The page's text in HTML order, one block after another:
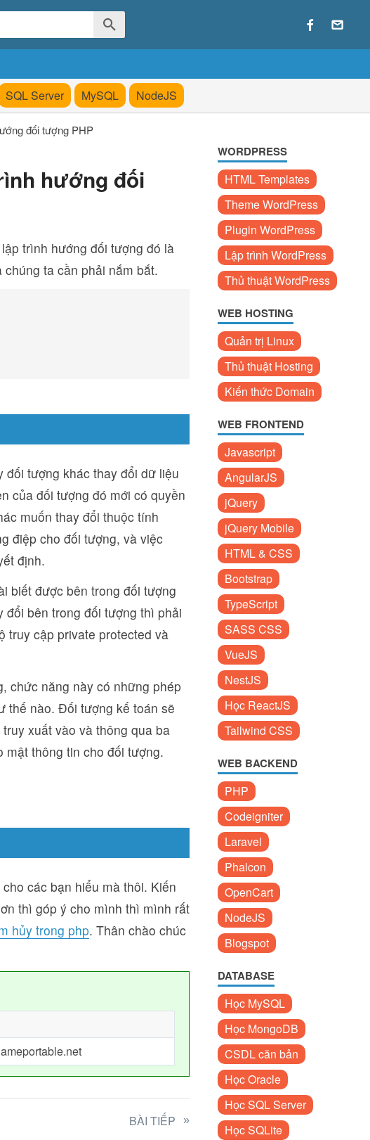
SQL Server MySQL NodeJS
đối tượng PHP
hướng đối
trình hướng đối tượng đó là
ta cần phải nắm bắt.
tượng khác thay đổi dữ liệu
của đối tượng đó mới có quyền
muốn thay đổi thuộc tính
điệp cho đối tượng, và việc
định.
biết được bên trong đối tượng
bên trong đối tượng thì phải
truy cập private protected và
chức năng này có những phép
thế nào. Đối tượng kế toán sẽ
xuất vào và thông qua ba
thông tin cho đối tượng.
các bạn hiểu mà thôi. Kiến
thì góp ý cho mình thì mình rất
hủy trong php. Thân chào chúc
BÀI TIẾP
WORDPRESS
HTML Templates
Theme WordPress
Plugin WordPress
Lập trình WordPress
Thủ thuật WordPress
WEB HOSTING
Quản trị Linux
Thủ thuật Hosting
Kiến thức Domain
WEB FRONTEND
Javascript
AngularJS
jQuery
jQuery Mobile
HTML & CSS
Bootstrap
TypeScript
SASS CSS
VueJS
NestJS
Học ReactJS
Tailwind CSS
WEB BACKEND
PHP
Codeigniter
Laravel
Phalcon
OpenCart
NodeJS
Blogspot
DATABASE
Học MySQL
Học MongoDB
CSDL căn bản
Học Oracle
Học SQL Server
Học SQLite